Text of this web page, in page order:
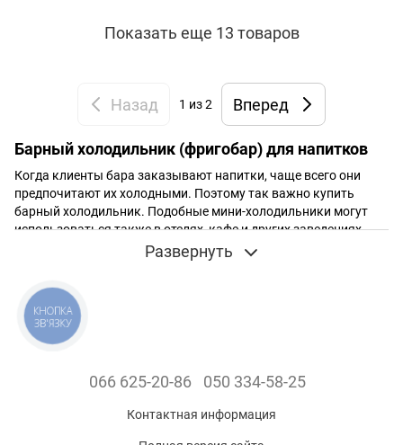
Показать еще 13 товаров
Назад 1 из 2 Вперед
Барный холодильник (фригобар) для напитков
Когда клиенты бара заказывают напитки, чаще всего они
предпочитают их холодными. Поэтому так важно купить
барный холодильник. Подобные мини-холодильники могут
использоваться также в отелях, кафе и других заведениях.
Барные шкафы быстро охлаждают напитки и
преимущественно имеют прозрачные дверцы, которые
Благодаря компактности их удастся установить на барную
стойку или прилавок либо вмонтировать под столешницу.
Часто такие холодильники можно увидеть на задней линии
Развернуть
066 625-20-86 050 334-58-25
Контактная информация
КНОПКА
ЗВ'ЯЗКУ